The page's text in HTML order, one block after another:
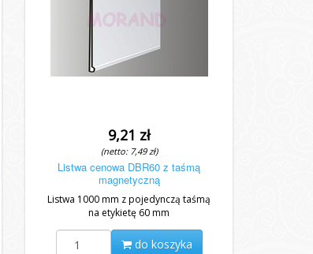
9,21 zł
(netto: 7,49 zł)
Listwa cenowa DBR60 z taśmą
magnetyczną
Listwa 1000 mm z pojedynczą taśmą
na etykietę 60 mm
do koszyka